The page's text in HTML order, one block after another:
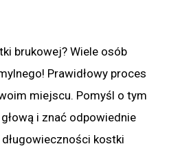
brukowej? Wiele osób
Prawidłowy proces
miejscu. Pomyśl o tym
i znać odpowiednie
kostki